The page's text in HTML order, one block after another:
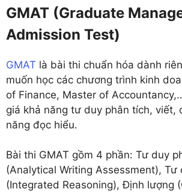
GMAT (Graduate
Admission Test)
GMAT là bài thi chuẩn hóa dành
muốn học các chương trình kinh
of Finance, Master of
giá khả năng tư duy phân tích, viết,
năng đọc hiểu.
Bài thi GMAT gồm 4 phần: Tư duy
(Analytical Writing Assessment), Tư
(Integrated Reasoning), Định lượng